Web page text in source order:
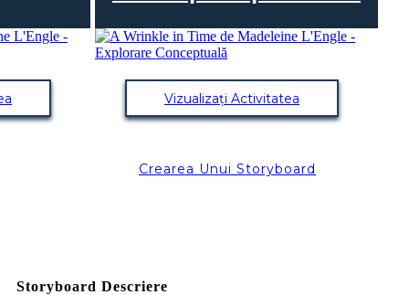
Vizualizați Activitatea
Crearea Unui Storyboard
Storyboard Descriere